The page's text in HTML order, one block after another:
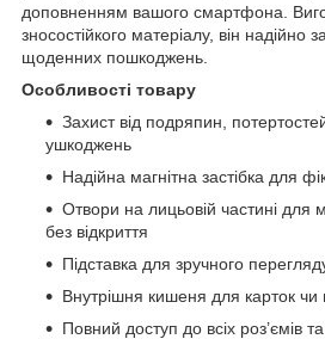
доповненням вашого смартфона.
зносостійкого матеріалу, він надійно
щоденних пошкоджень.
Особливості товару
Захист від подряпин,
ушкоджень
Надійна магнітна застібка для
Отвори на лицьовій частині для
без відкриття
Підставка для зручного
Внутрішня кишеня для карток чи
Повний доступ до всіх роз’ємів